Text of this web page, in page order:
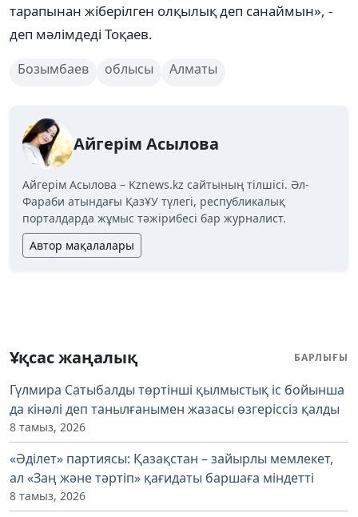
тарапынан жіберілген олқылық деп санаймын», -
деп мәлімдеді Тоқаев.
Бозымбаев облысы Алматы
Айгерім Асылова
Айгерім Асылова – Kznews.kz сайтының тілшісі. Әл-
Фараби атындағы ҚазҰУ түлегі, республикалық
порталдарда жұмыс тәжірибесі бар журналист.
Автор мақалалары
Ұқсас жаңалық БАРЛЫҒЫ
Гүлмира Сатыбалды төртінші қылмыстық іс бойынша
да кінәлі деп танылғанымен жазасы өзгеріссіз қалды
8 тамыз, 2026
«Әділет» партиясы: Қазақстан – зайырлы мемлекет,
ал «Заң және тәртіп» қағидаты баршаға міндетті
8 тамыз, 2026